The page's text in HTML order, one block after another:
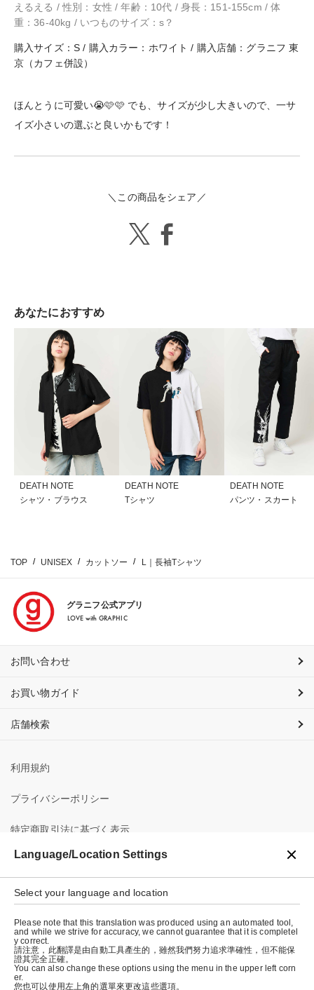
えるえる / 性別：女性 / 年齢：10代 / 身長：151-155cm / 体
重：36-40kg / いつものサイズ：s？
購入サイズ：S / 購入カラー：ホワイト / 購入店舗：グラニフ 東
京（カフェ併設）
ほんとうに可愛い😭🩷🩷 でも、サイズが少し大きいので、一サ
イズ小さいの選ぶと良いかもです！
＼この商品をシェア／
あなたにおすすめ
DEATH NOTE
シャツ・ブラウス
DEATH NOTE
Tシャツ
DEATH NOTE
パンツ・スカート
TOP UNISEX カットソー L｜長袖Tシャツ
グラニフ公式アプリ
LOVE with GRAPHIC
お問い合わせ
お買い物ガイド
店舗検索
利用規約
プライバシーポリシー
特定商取引法に基づく表示
会社概要
© graniph inc.
Language/Location Settings
Select your language and location
Please note that this translation was produced using an automated tool,
and while we strive for accuracy, we cannot guarantee that it is completel
y correct.
請注意，此翻譯是由自動工具產生的，雖然我們努力追求準確性，但不能保
證其完全正確。
You can also change these options using the menu in the upper left corn
er.
您也可以使用左上角的選單來更改這些選項。